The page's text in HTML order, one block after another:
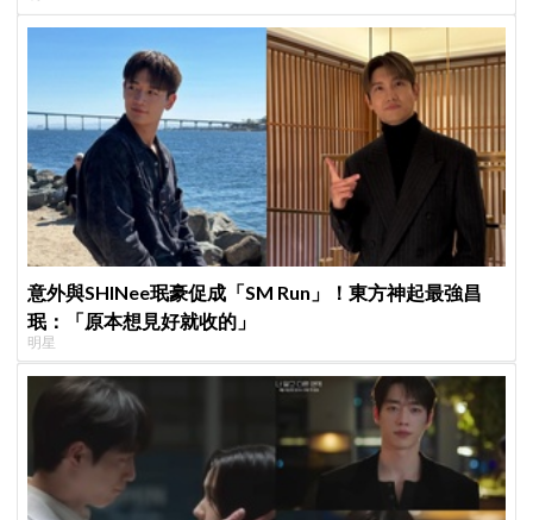
意外與SHINee珉豪促成「SM Run」！東方神起最強昌
珉：「原本想見好就收的」
明星